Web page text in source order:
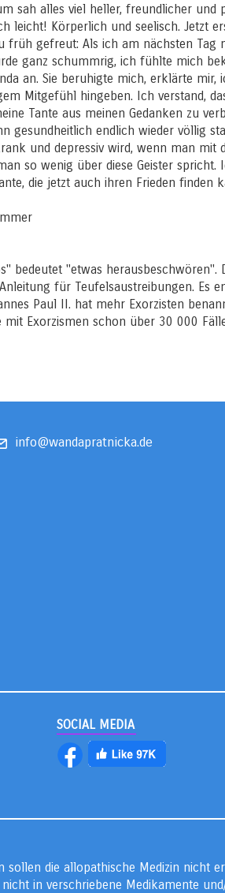
sah alles viel heller, freundlicher und
leicht! Körperlich und seelisch. Jetzt
früh gefreut: Als ich am nächsten Tag
ganz schummrig, ich fühlte mich
an. Sie beruhigte mich, erklärte
Mitgefühl hingeben. Ich verstand,
Tante aus meinen Gedanken zu
gesundheitlich endlich wieder völlig
und depressiv wird, wenn man mit
so wenig über diese Geister spricht.
die jetzt auch ihren Frieden finden
bedeutet "etwas
für Teufelsaustreibungen. Es
Paul II. hat mehr Exorzisten
Exorzismen schon über 30 000
info@wandapratnicka.de
SOCIAL MEDIA
sollen die allopathische Medizin nicht
in verschriebene Medikamente